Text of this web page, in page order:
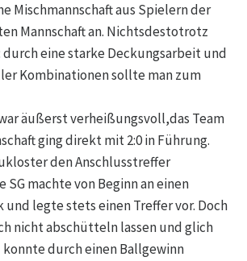
Mischmannschaft aus Spielern der
Mannschaft an. Nichtsdestotrotz
durch eine starke Deckungsarbeit und
Kombinationen sollte man zum
äußerst verheißungsvoll,das Team
ging direkt mit 2:0 in Führung.
den Anschlusstreffer
machte von Beginn an einen
und legte stets einen Treffer vor. Doch
nicht abschütteln lassen und glich
konnte durch einen Ballgewinn